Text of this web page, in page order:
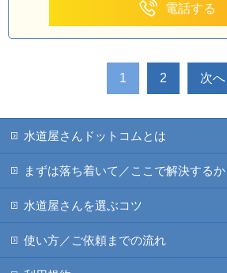
電話する
1 2 次
水道屋さんドットコムとは
まずは落ち着いて／ここで解決するか
水道屋さんを選ぶコツ
使い方／ご依頼までの流れ